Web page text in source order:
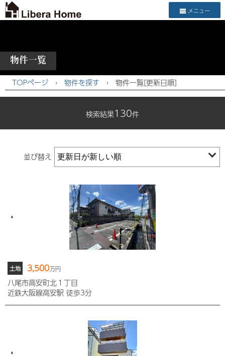
メニュー
物件一覧
TOPページ › 物件を探す › 物件一覧[更新日順]
検索結果130件
並び替え
土地 3,500万円
八尾市高安町北１丁目
近鉄大阪線高安駅 徒歩3分